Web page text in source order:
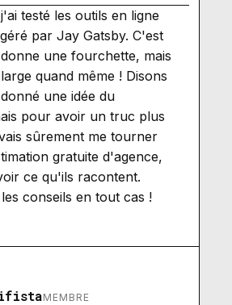
testé les outils en ligne
par Jay Gatsby. C'est
une fourchette, mais
quand même ! Disons
une idée du
pour avoir un truc plus
sûrement me tourner
gratuite d'agence,
ce qu'ils racontent.
conseils en tout cas !
MEMBRE